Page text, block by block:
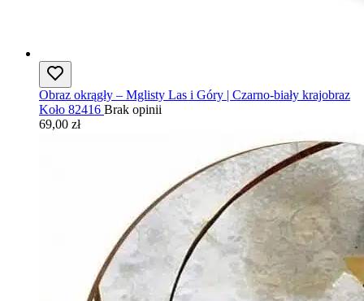
Obraz okrągły – Mglisty Las i Góry | Czarno-biały krajobraz
Koło 82416 Brak opinii
69,00 zł